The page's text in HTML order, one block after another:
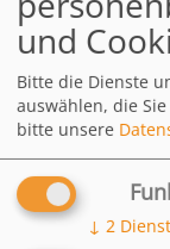
Blätter frisst.
natürliches
Image
und
Bitte die Dienste
auswählen, die
bitte unsere
↓ 2